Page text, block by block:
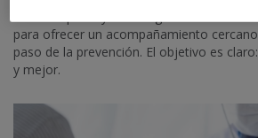
para ofrecer un acompañamiento
paso de la prevención. El objetivo es
y mejor.